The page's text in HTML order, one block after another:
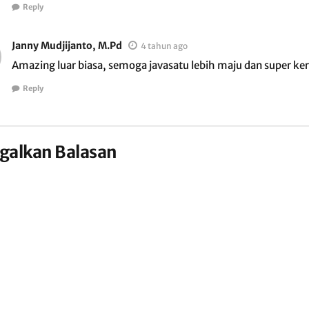
Reply
Janny Mudjijanto, M.Pd 4 tahun ago
Amazing luar biasa, semoga javasatu lebih maju dan super
Reply
Balasan